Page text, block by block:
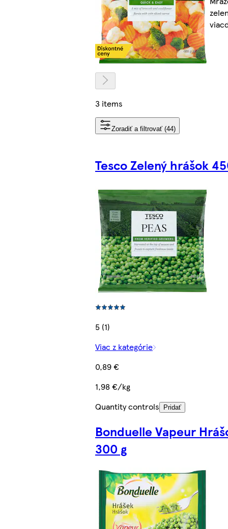
3 items
Zoradiť a filtrovať (44)
Tesco Zelený hrášok
5 (1)
Viac z kategórie
0,89 €
1,98 €/kg
Quantity controls
Pridať
Bonduelle Vapeur
300 g